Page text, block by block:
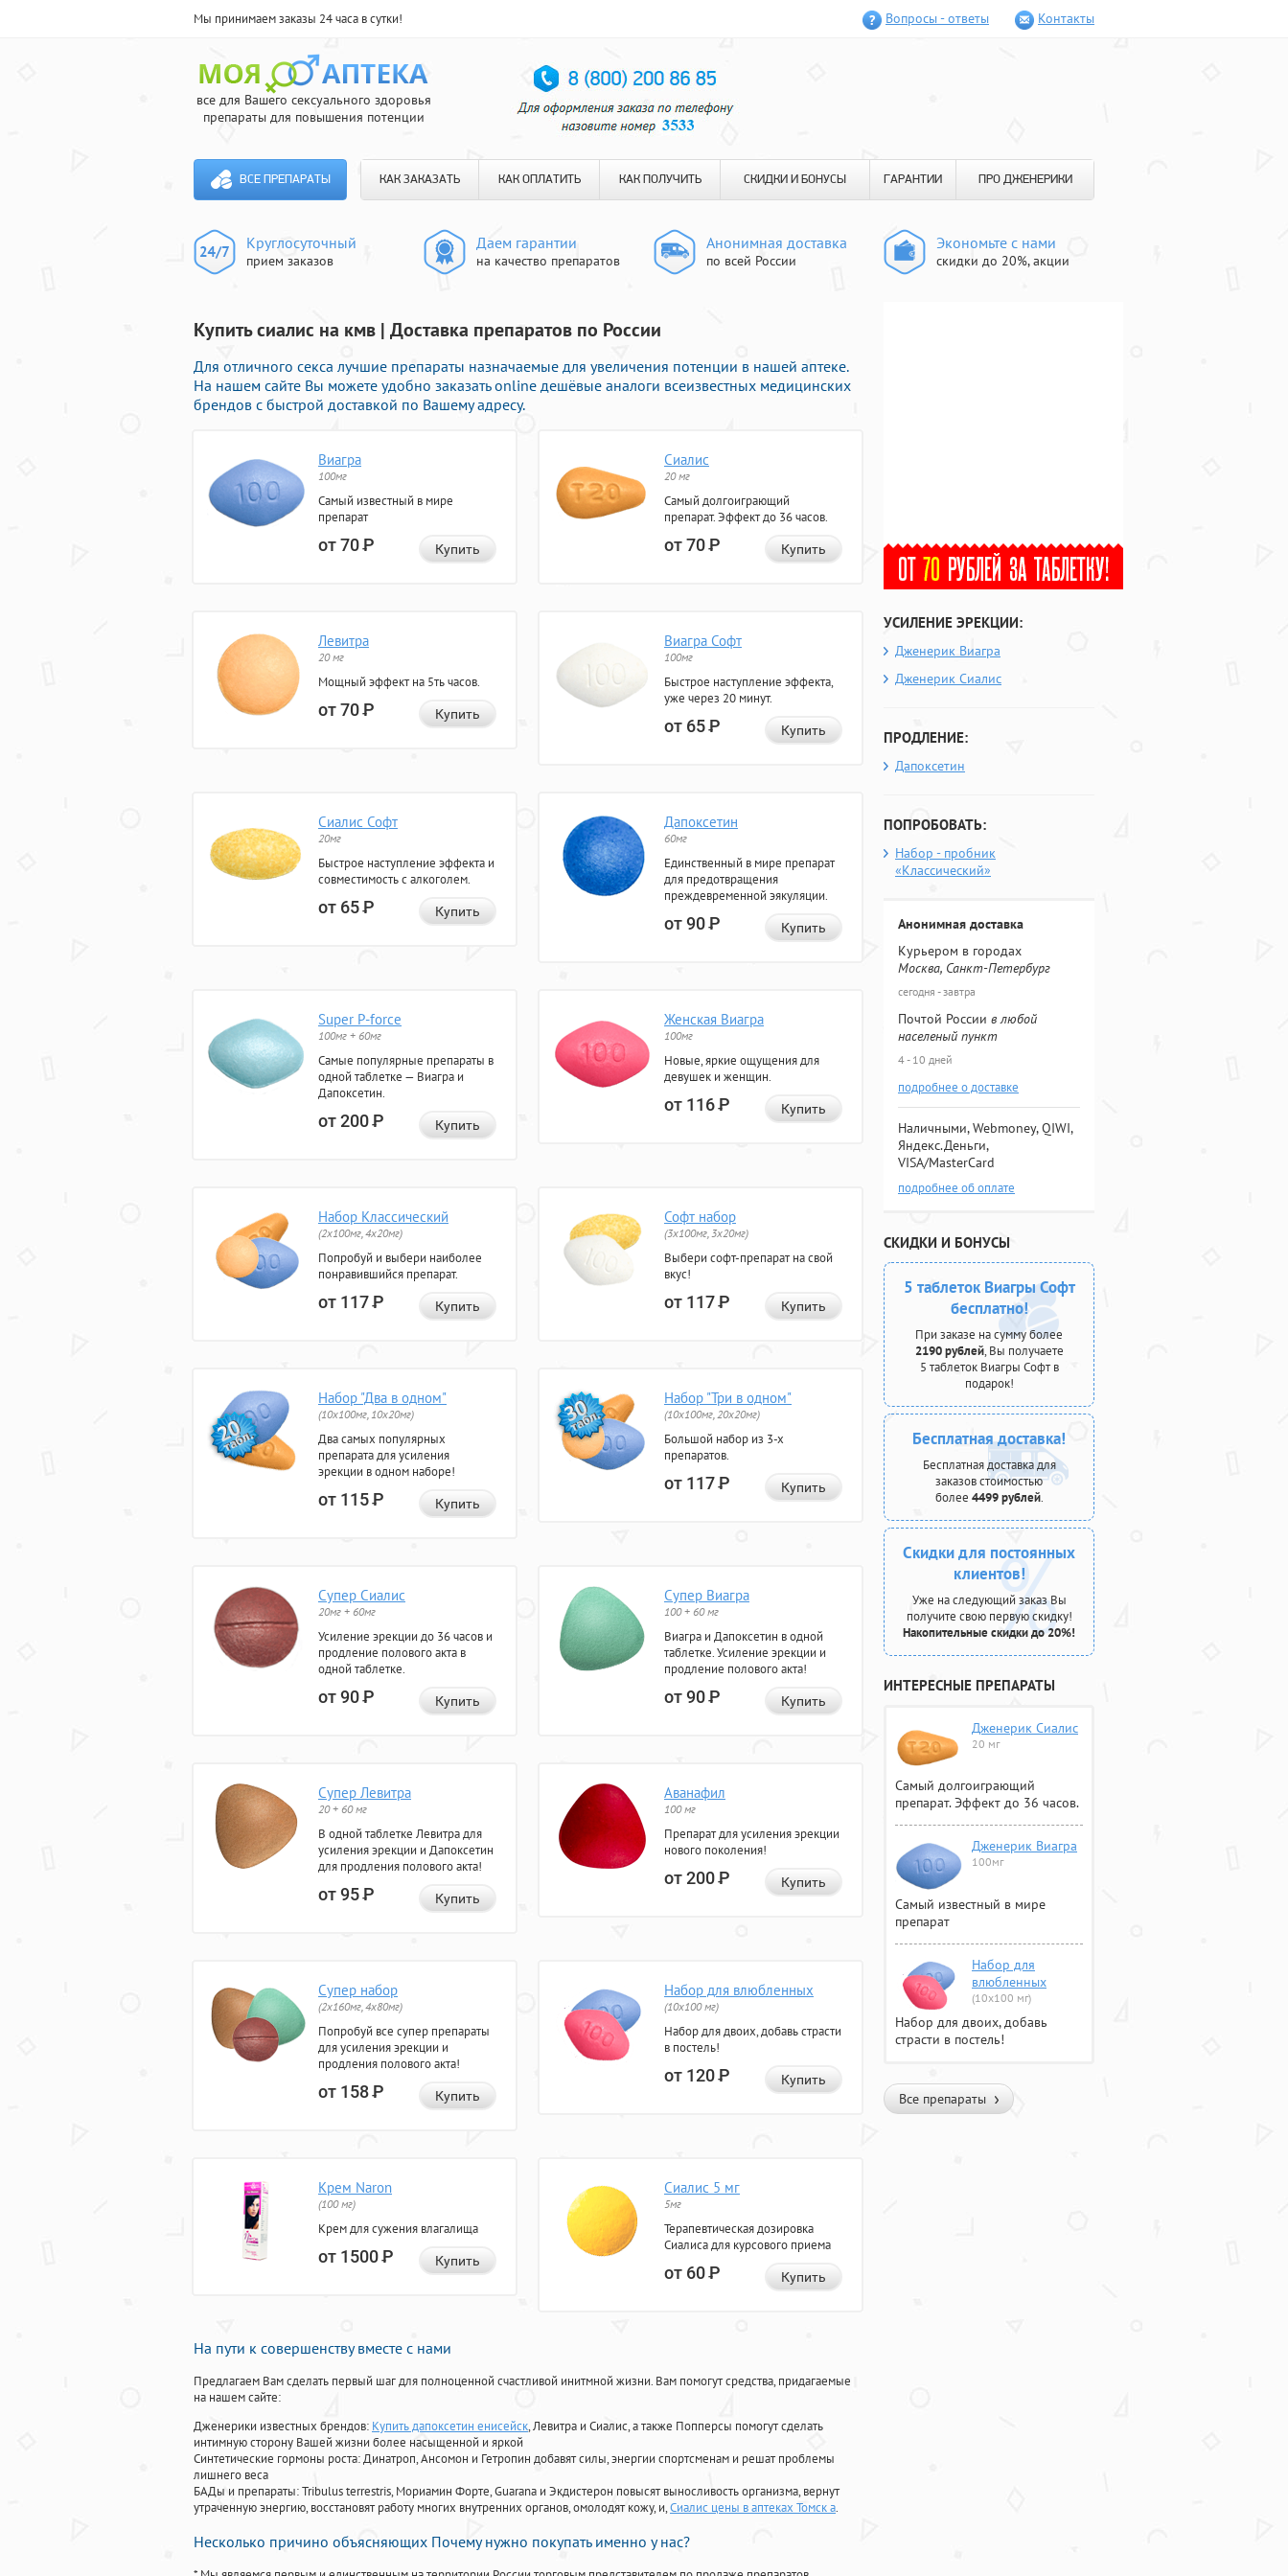
Мы принимаем заказы 24 часа в сутки! Вопросы - ответы Контакты
все для Вашего сексуального здоровья
препараты для повышения потенции
ВСЕ ПРЕПАРАТЫ КАК ЗАКАЗАТЬ КАК ОПЛАТИТЬ КАК ПОЛУЧИТЬ СКИДКИ И БОНУСЫ ГАРАНТИИ ПРО ДЖЕНЕРИКИ
Круглосуточный
прием заказов
Даем гарантии
на качество препаратов
Анонимная доставка
по всей России
Экономьте с нами
скидки до 20%, акции
Купить сиалис на кмв | Доставка препаратов по России
Для отличного секса лучшие препараты назначаемые для увеличения потенции в нашей аптеке.
На нашем сайте Вы можете удобно заказать online дешёвые аналоги всеизвестных медицинских
брендов с быстрой доставкой по Вашему адресу.
Виагра
100мг
Самый известный в мире
препарат
от 70Р Купить
Сиалис
20 мг
Самый долгоиграющий
препарат. Эффект до 36 часов.
от 70Р Купить
Левитра
20 мг
Мощный эффект на 5ть часов.
от 70Р Купить
Виагра Софт
100мг
Быстрое наступление эффекта,
уже через 20 минут.
от 65Р Купить
Сиалис Софт
20мг
Быстрое наступление эффекта и
совместимость с алкоголем.
от 65Р Купить
Дапоксетин
60мг
Единственный в мире препарат
для предотвращения
преждевременной эякуляции.
от 90Р Купить
Super P-force
100мг + 60мг
Самые популярные препараты в
одной таблетке — Виагра и
Дапоксетин.
от 200Р Купить
Женская Виагра
100мг
Новые, яркие ощущения для
девушек и женщин.
от 116Р Купить
Набор Классический
(2x100мг, 4x20мг)
Попробуй и выбери наиболее
понравившийся препарат.
от 117Р Купить
Софт набор
(3x100мг, 3x20мг)
Выбери софт-препарат на свой
вкус!
от 117Р Купить
Набор "Два в одном"
(10x100мг, 10x20мг)
Два самых популярных
препарата для усиления
эрекции в одном наборе!
от 115Р Купить
Набор "Три в одном"
(10x100мг, 20x20мг)
Большой набор из 3-х
препаратов.
от 117Р Купить
Супер Сиалис
20мг + 60мг
Усиление эрекции до 36 часов и
продление полового акта в
одной таблетке.
от 90Р Купить
Супер Виагра
100 + 60 мг
Виагра и Дапоксетин в одной
таблетке. Усиление эрекции и
продление полового акта!
от 90Р Купить
Супер Левитра
20 + 60 мг
В одной таблетке Левитра для
усиления эрекции и Дапоксетин
для продления полового акта!
от 95Р Купить
Аванафил
100 мг
Препарат для усиления эрекции
нового поколения!
от 200Р Купить
Супер набор
(2х160мг, 4х80мг)
Попробуй все супер препараты
для усиления эрекции и
продления полового акта!
от 158Р Купить
Набор для влюбленных
(10х100 мг)
Набор для двоих, добавь страсти
в постель!
от 120Р Купить
Крем Naron
(100 мг)
Крем для сужения влагалища
от 1500Р Купить
Сиалис 5 мг
5мг
Терапевтическая дозировка
Сиалиса для курсового приема
от 60Р Купить
На пути к совершенству вместе с нами
Предлагаем Вам сделать первый шаг для полноценной счастливой инитмной жизни. Вам помогут средства, придагаемые
на нашем сайте:
Дженерики известных брендов: Купить дапоксетин енисейск, Левитра и Сиалис, а также Попперсы помогут сделать
интимную сторону Вашей жизни более насыщенной и яркой
Синтетические гормоны роста: Динатроп, Ансомон и Гетропин добавят силы, энергии спортсменам и решат проблемы
лишнего веса
БАДы и препараты:Tribulus terrestris, Мориамин Форте, Guarana и Экдистерон повысят выносливость организма, вернут
утраченную энергию, восстановят работу многих внутренних органов, омолодят кожу, и,Сиалис цены в аптеках Томск а.
Несколько причино объясняющих Почему нужно покупать именно у нас?
УСИЛЕНИЕ ЭРЕКЦИИ:
Дженерик Виагра
Дженерик Сиалис
ПРОДЛЕНИЕ:
Дапоксетин
ПОПРОБОВАТЬ:
Набор - пробник
«Классический»
Анонимная доставка
Курьером в городах
Москва, Санкт-Петербург
сегодня - завтра
Почтой России в любой
населеный пункт
4 - 10 дней
подробнее о доставке
Наличными, Webmoney, QIWI,
Яндекс.Деньги,
VISA/MasterCard
подробнее об оплате
СКИДКИ И БОНУСЫ
5 таблеток Виагры Софт
бесплатно!
При заказе на сумму более
2190 рублей, Вы получаете
5 таблеток Виагры Софт в
подарок!
Бесплатная доставка!
Бесплатная доставка для
заказов стоимостью
более 4499 рублей.
Скидки для постоянных
клиентов!
Уже на следующий заказ Вы
получите свою первую скидку!
Накопительные скидки до 20%!
ИНТЕРЕСНЫЕ ПРЕПАРАТЫ
Дженерик Сиалис
20 мг
Самый долгоиграющий
препарат. Эффект до 36 часов.
Дженерик Виагра
100мг
Самый известный в мире
препарат
Набор для
влюбленных
(10х100 мг)
Набор для двоих, добавь
страсти в постель!
Все препараты